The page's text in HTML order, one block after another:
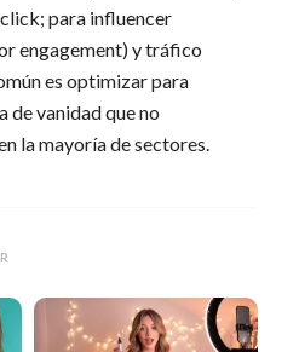
para influencer
engagement) y tráfico
es optimizar para
de vanidad que no
la mayoría de sectores.